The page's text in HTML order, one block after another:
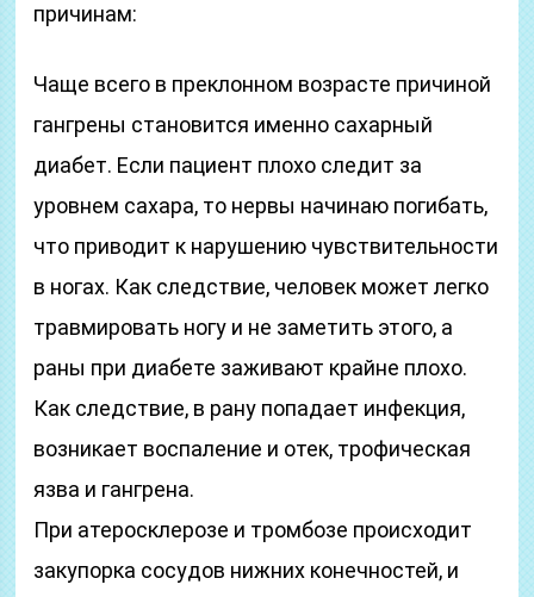
причинам:
Чаще всего в преклонном возрасте причиной
гангрены становится именно сахарный
диабет. Если пациент плохо следит за
уровнем сахара, то нервы начинаю погибать,
что приводит к нарушению чувствительности
в ногах. Как следствие, человек может легко
травмировать ногу и не заметить этого, а
раны при диабете заживают крайне плохо.
Как следствие, в рану попадает инфекция,
возникает воспаление и отек, трофическая
язва и гангрена.
При атеросклерозе и тромбозе происходит
закупорка сосудов нижних конечностей, и